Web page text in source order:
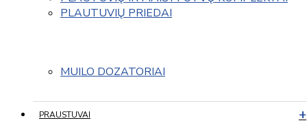
PLAUTUVIŲ PRIEDAI
MUILO DOZATORIAI
PRAUSTUVAI